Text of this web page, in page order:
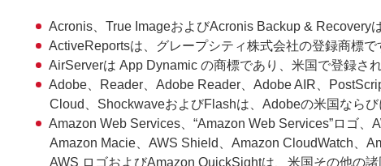
Acronis、True ImageおよびAcronis Backup & Recovery
ActiveReportsは、グレープシティ株式会社の登録商標で
AirServerは App Dynamic の商標であり、米国で登録され
Adobe、Reader、Adobe Reader、Adobe AIR、
Cloud、ShockwaveおよびFlashは、Adobeの米国なら
Amazon Web Services、“Amazon Web Services”ロゴ
Amazon Macie、AWS Shield、Amazon CloudWatch、
AWS ロゴおよびAmazon QuickSightは、米国その他の